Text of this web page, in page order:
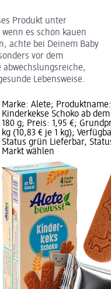
Produkt unter
es schon kauen
achte bei Deinem Baby
vor dem
Lebensweise.
Marke: Alete; Produktname:
Kinderkekse Schoko ab
180 g; Preis: 1,95 €;
kg (10,83 € je 1 kg);
Status grün Lieferbar,
Markt wählen